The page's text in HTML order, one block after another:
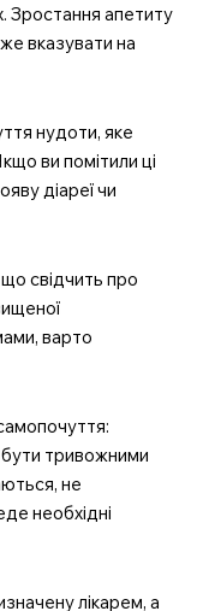
Зростання апетиту
вказувати на
нудоти, яке
ви помітили ці
діареї чи
свідчить про
варто
бути тривожними
не
необхідні
лікарем, а